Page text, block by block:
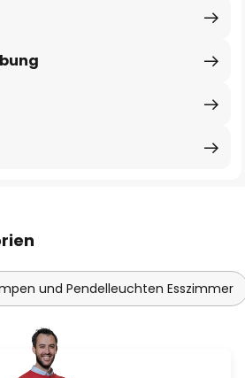
und Pendelleuchten Esszimmer